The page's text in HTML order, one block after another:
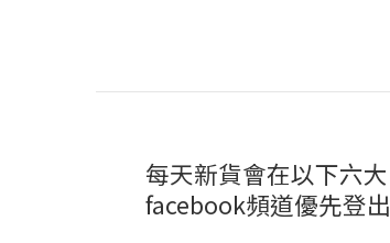
每天新貨會在以下六大
facebook頻道優先登出